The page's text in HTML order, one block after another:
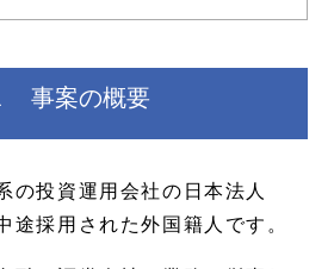
事案の概要
の投資運用会社の日本法人
途採用された外国籍人です。